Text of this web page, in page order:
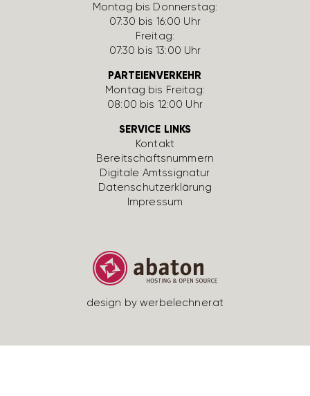
Montag bis Donnerstag:
07:30 bis 16:00 Uhr
Freitag:
07:30 bis 13:00 Uhr
PARTEIENVERKEHR
Montag bis Freitag:
08:00 bis 12:00 Uhr
SERVICE LINKS
Kontakt
Bereit­schafts­num­mern
Digi­tale Amts­si­gnatur
Daten­schutz­er­klä­rung
Impressum
design by werbe­lechner.at